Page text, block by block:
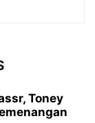
Toney